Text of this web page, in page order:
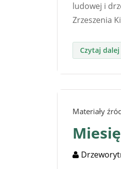
ludowej i
Zrzeszenia
Materiały